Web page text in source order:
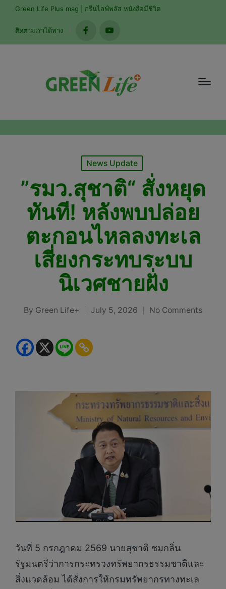
Green Life Plus mag | กรีนไลฟ์พลัส หนังสือมีชีวิต
ติดตามเราได้ทาง
facebookyoutube
Posted
News Update
”รมว.สุชาติ“ สั่งหยุด
ทันที! หลังพบปล่อย
ตะกอนไหลลงทะเล
เสี่ยงกระทบระบบ
นิเวศชายฝั่ง
Posted
By Green Life+ July 5, 2026 No Comments
วันที่ 5 กรกฎาคม 2569 นายสุชาติ ชมกลิ่น
รัฐมนตรีว่าการกระทรวงทรัพยากรธรรมชาติและ
สิ่งแวดล้อม ได้สั่งการให้กรมทรัพยากรทางทะเล
modal-check